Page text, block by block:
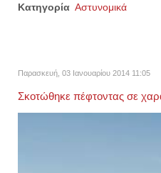
Κατηγορία Αστυνομικά
Παρασκευή, 03 Ιανουαρίου 2014 11:05
Σκοτώθηκε πέφτοντας σε